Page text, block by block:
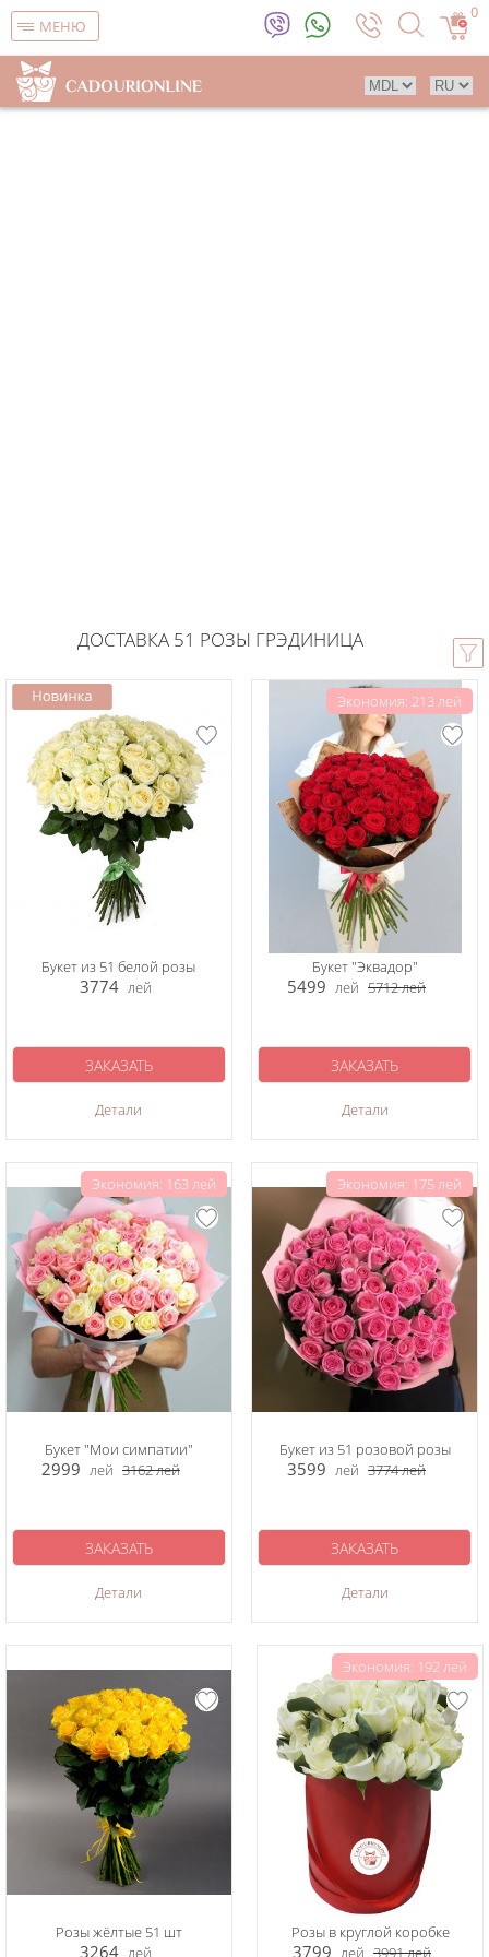
МЕНЮ
0
ДОСТАВКА 51 РОЗЫ ГРЭДИНИЦА
Букет из 51 белой розы
3774 лей
Детали
ЗАКАЗАТЬ
Экономия: 213 лей
Букет "Эквадор"
5499 лей 5712лей
Детали
ЗАКАЗАТЬ
Экономия: 163 лей
Букет "Мои симпатии"
2999 лей 3162лей
Детали
ЗАКАЗАТЬ
Экономия: 175 лей
Букет из 51 розовой розы
3599 лей 3774лей
Детали
ЗАКАЗАТЬ
Розы жёлтые 51 шт
3264 лей
Экономия: 192 лей
Розы в круглой коробке
3799 лей 3991лей